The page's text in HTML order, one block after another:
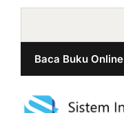
Baca Buku Online